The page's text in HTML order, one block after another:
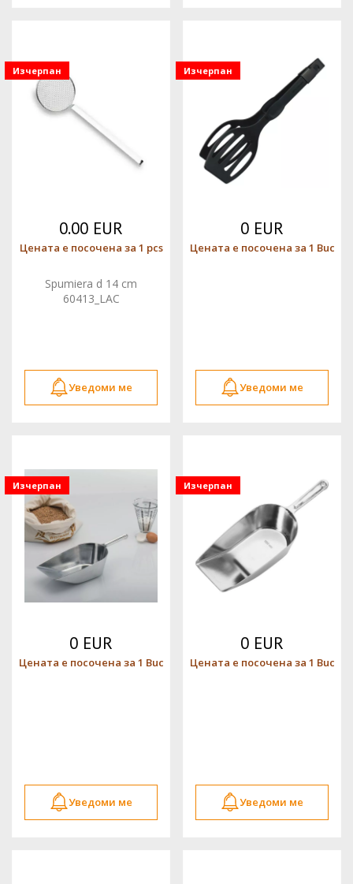
Изчерпан
0.00 EUR
Цената е посочена за 1 pcs
Spumiera d 14 cm
60413_LAC
Уведоми ме
Изчерпан
0 EUR
Цената е посочена за 1 Buc
Уведоми ме
Изчерпан
0 EUR
Цената е посочена за 1 Buc
Уведоми ме
Изчерпан
0 EUR
Цената е посочена за 1 Buc
Уведоми ме